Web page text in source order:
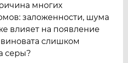
многих
заложенности, шума
влияет на появление
слишком
серы?